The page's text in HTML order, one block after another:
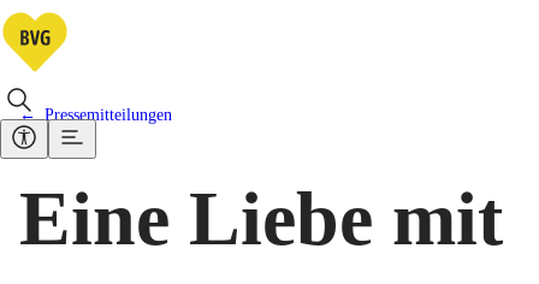
Pressemitteilungen
Eine Liebe mit